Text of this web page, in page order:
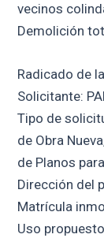
vecinos
Demolición
Radicado de
Solicitante:
Tipo de
de Obra
de Planos
Dirección del
Matrícula
Uso